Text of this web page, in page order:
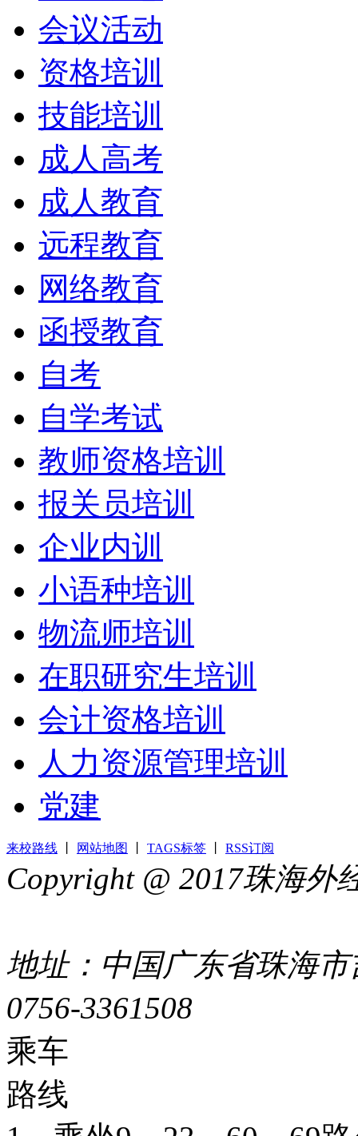
会议活动
资格培训
技能培训
成人高考
成人教育
远程教育
网络教育
函授教育
自考
自学考试
教师资格培训
报关员培训
企业内训
小语种培训
物流师培训
在职研究生培训
会计资格培训
人力资源管理培训
党建
来校路线 网站地图 TAGS标签 RSS订阅
Copyright @ 2017珠海
地址：中国广东省珠海
0756-3361508
乘车
路线